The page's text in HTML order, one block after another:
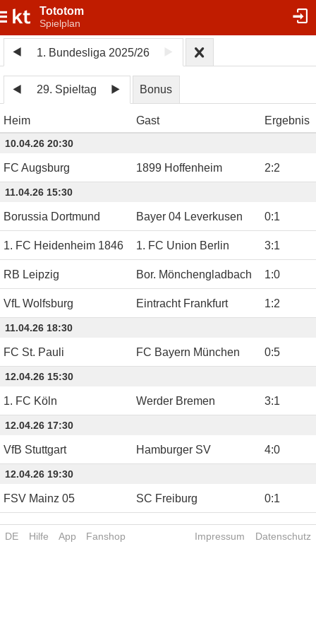
Tototom
Spielplan
1. Bundesliga 2025/26
29. Spieltag Bonus
Heim Gast Ergebnis
10.04.26 20:30
FC Augsburg 1899 Hoffenheim 2:2
11.04.26 15:30
Borussia Dortmund Bayer 04 Leverkusen 0:1
1. FC Heidenheim 1846 1. FC Union Berlin 3:1
RB Leipzig Bor. Mönchengladbach 1:0
VfL Wolfsburg Eintracht Frankfurt 1:2
11.04.26 18:30
FC St. Pauli FC Bayern München 0:5
12.04.26 15:30
1. FC Köln Werder Bremen 3:1
12.04.26 17:30
VfB Stuttgart Hamburger SV 4:0
12.04.26 19:30
FSV Mainz 05 SC Freiburg 0:1
DE Hilfe App Fanshop Impressum Datenschutz